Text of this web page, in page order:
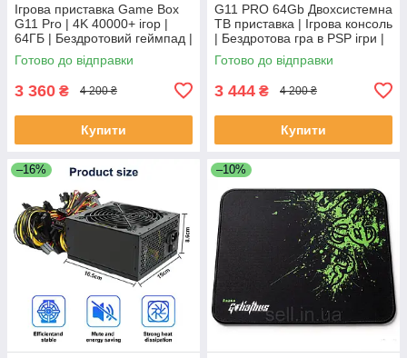
Ігрова приставка Game Box
G11 Pro | 4K 40000+ ігор |
64ГБ | Бездротовий геймпад |
Smart TV
Готово до відправки
3 360 ₴ 4 200 ₴
Купити
G11 PRO 64Gb Двохсистемна
ТВ приставка | Ігрова консоль
| Бездротова гра в PSP ігри |
4000+ ігор
Готово до відправки
3 444 ₴ 4 200 ₴
Купити
–16% –10%